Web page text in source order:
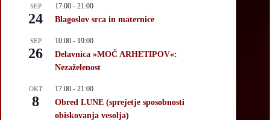
SEP
24
17:00 - 21:00
Blagoslov srca in maternice
SEP
26
10:00 - 19:00
Delavnica »MOČ ARHETIPOV«:
Nezaželenost
OKT
8
17:00 - 21:00
Obred LUNE (sprejetje sposobnosti
obiskovanja vesolja)